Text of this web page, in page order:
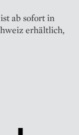
ab sofort in
erhältlich,